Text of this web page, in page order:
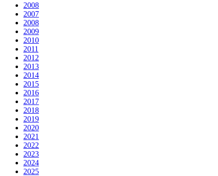
2008
2007
2008
2009
2010
2011
2012
2013
2014
2015
2016
2017
2018
2019
2020
2021
2022
2023
2024
2025